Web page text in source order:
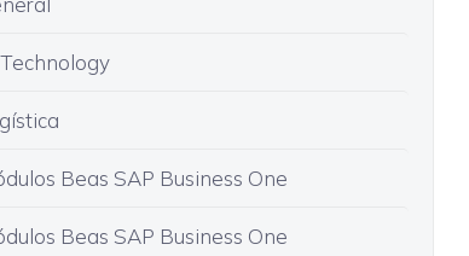
Beas SAP Business One
Beas SAP Business One